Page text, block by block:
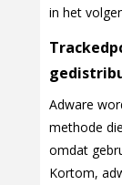
in het
Adware
methode
omdat
Kortom,